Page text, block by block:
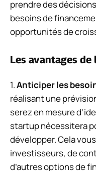
prendre des
besoins de
opportunités de
Les avantages
1.Anticiper les
réalisant une
serez en mesure
startup nécessitera
développer. Cela
investisseurs, de
d’autres options de